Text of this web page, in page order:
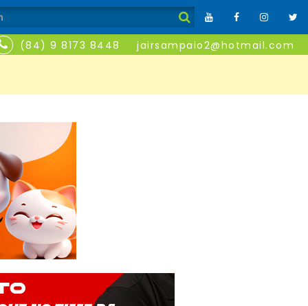
(84) 9 8173 8448 jairsampaio2@hotmail.com